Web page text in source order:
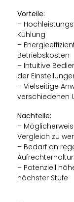
Vorteile:
–
Kühlung
–
Betriebskosten
– Intuitive
der
– Vielseitige
verschiedenen
Nachteile:
–
Vergleich zu
– Bedarf an
– Potenziell
höchster Stufe